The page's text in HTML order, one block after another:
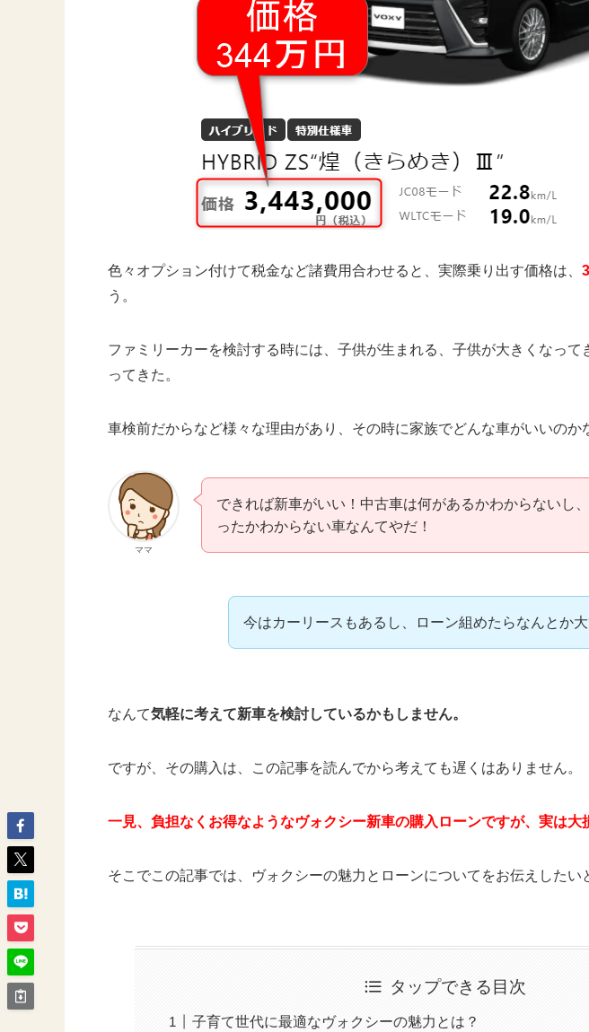
色々オプション付けて税金など諸費用合わせると、実際乗り出す価格は、
う。
ファミリーカーを検討する時には、子供が生まれる、子供が大きくなって
ってきた。
車検前だからなど様々な理由があり、その時に家族でどんな車がいいのか
ママ
できれば新車がいい！中古車は何があるかわからないし
ったかわからない車なんてやだ！
今はカーリースもあるし、ローン組めたらなんとか
なんて気軽に考えて新車を検討しているかもしません。
ですが、その購入は、この記事を読んでから考えても遅くはありません。
一見、負担なくお得なようなヴォクシー新車の購入ローンですが、実は大
そこでこの記事では、ヴォクシーの魅力とローンについてをお伝えしたい
タップできる目次
子育て世代に最適なヴォクシーの魅力とは？